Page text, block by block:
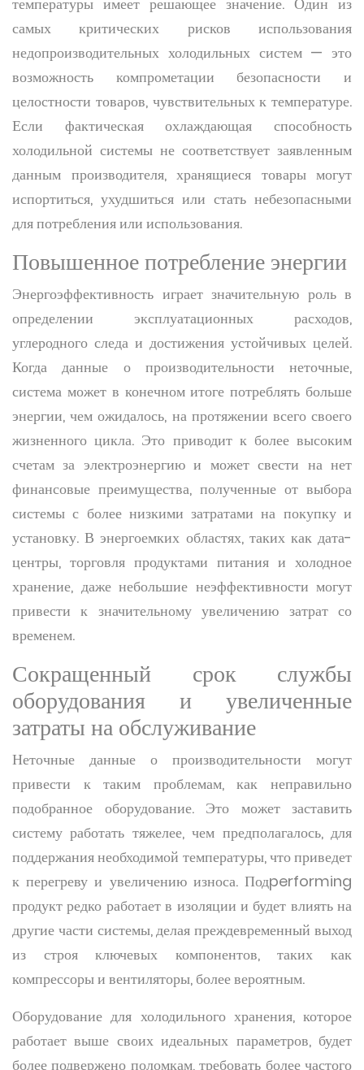
самых критических рисков использования
недопроизводительных холодильных систем — это
возможность компрометации безопасности и
целостности товаров, чувствительных к температуре.
Если фактическая охлаждающая способность
холодильной системы не соответствует заявленным
данным производителя, хранящиеся товары могут
испортиться, ухудшиться или стать небезопасными
для потребления или использования.
Повышенное потребление энергии
Энергоэффективность играет значительную роль в
определении эксплуатационных расходов,
углеродного следа и достижения устойчивых целей.
Когда данные о производительности неточные,
система может в конечном итоге потреблять больше
энергии, чем ожидалось, на протяжении всего своего
жизненного цикла. Это приводит к более высоким
счетам за электроэнергию и может свести на нет
финансовые преимущества, полученные от выбора
системы с более низкими затратами на покупку и
установку. В энергоемких областях, таких как дата-
центры, торговля продуктами питания и холодное
хранение, даже небольшие неэффективности могут
привести к значительному увеличению затрат со
временем.
Сокращенный срок службы
оборудования и увеличенные
затраты на обслуживание
Неточные данные о производительности могут
привести к таким проблемам, как неправильно
подобранное оборудование. Это может заставить
систему работать тяжелее, чем предполагалось, для
поддержания необходимой температуры, что приведет
к перегреву и увеличению износа. Подperforming
продукт редко работает в изоляции и будет влиять на
другие части системы, делая преждевременный выход
из строя ключевых компонентов, таких как
компрессоры и вентиляторы, более вероятным.
Оборудование для холодильного хранения, которое
работает выше своих идеальных параметров, будет
более подвержено поломкам, требовать более частого